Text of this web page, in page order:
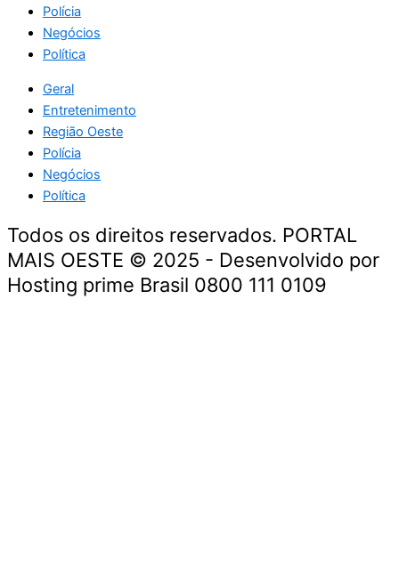
Polícia
Negócios
Política
Geral
Entretenimento
Região Oeste
Polícia
Negócios
Política
Todos os direitos reservados. PORTAL
MAIS OESTE © 2025 - Desenvolvido por
Hosting prime Brasil 0800 111 0109